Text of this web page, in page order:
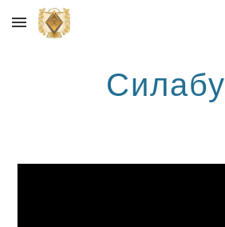
Skip to main content